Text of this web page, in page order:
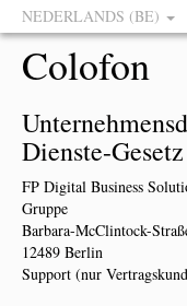
NEDERLANDS (BE)
Colofon
Dienste-
FP Digital Business
Gruppe
Barbara-McClintock-
12489 Berlin
Support (nur